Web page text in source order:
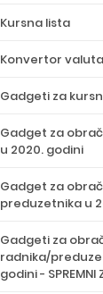
Kursna lista
Konvertor valuta
Gadgeti za
Gadget za
u 2020. godini
Gadget za
preduzetnika u
Gadgeti za
radnika/
godini - SPREMNI